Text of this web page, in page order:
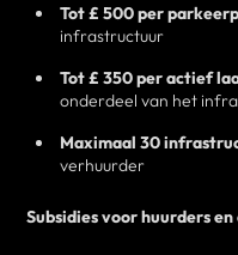
Tot £ 500 per
infrastructuur
Tot £ 350 per actief
onderdeel van het
Maximaal 30
verhuurder
Subsidies voor huurders